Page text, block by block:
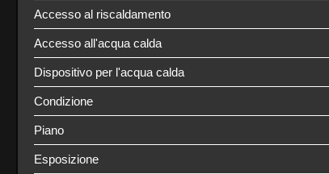
Accesso al riscaldamento
Accesso all'acqua calda
Dispositivo per l'acqua calda
Condizione
Piano
Esposizione